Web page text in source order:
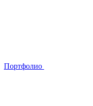
Портфолио